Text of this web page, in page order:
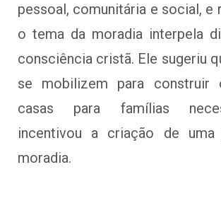
pessoal, comunitária e social, e
o tema da moradia interpela
consciência cristã. Ele sugeriu
se mobilizem para construir
casas para famílias
incentivou a criação de uma
moradia.